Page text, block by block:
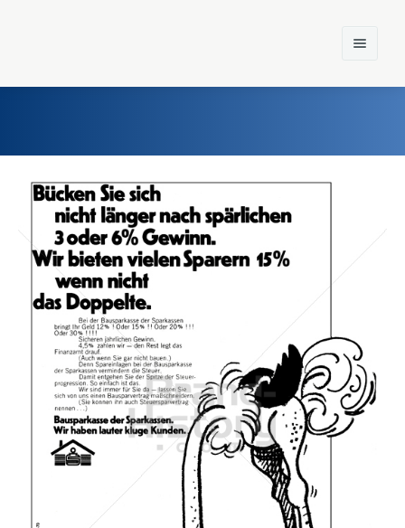
Einst und Heute
Marken
Konzerne
Epoche